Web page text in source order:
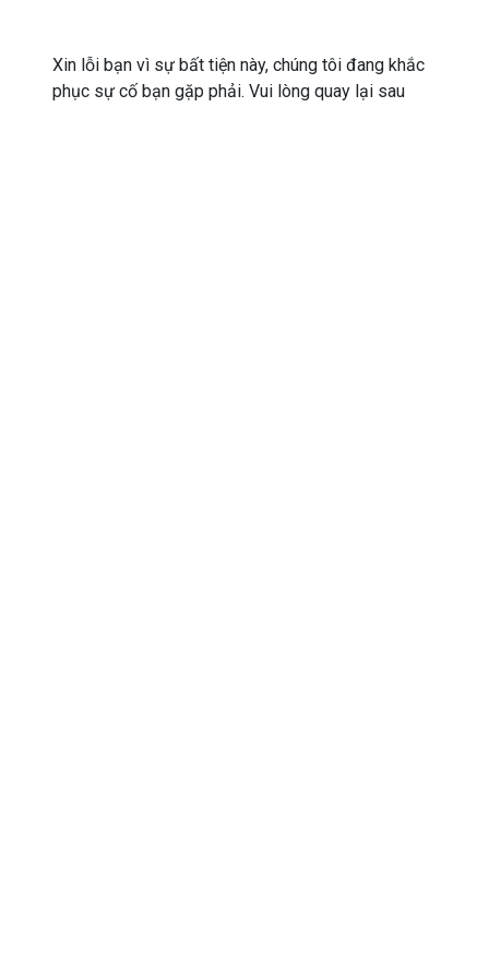
Xin lỗi bạn vì sự bất tiện này, chúng tôi đang khắc
phục sự cố bạn gặp phải. Vui lòng quay lại sau